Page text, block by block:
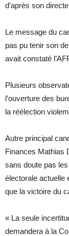
d’après son
Le message du
pas pu tenir son
avait constaté
Plusieurs
l’ouverture des
la réélection
Autre principal
Finances Mathias
sans doute pas
électorale actuelle
que la victoire du
« La seule
demandera à la